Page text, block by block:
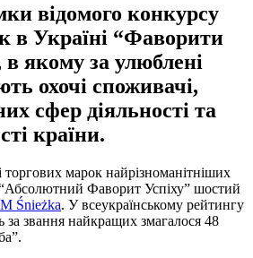
відомого конкурсу
в Україні “Фаворити
в якому за улюблені
охочі споживачі,
сфер діяльності та
країни.
торгових марок найрізноманітніших
Фаворит Успіху” шостий
Śnieżka. У всеукраїнському рейтингу
за звання найкращих змагалося 48